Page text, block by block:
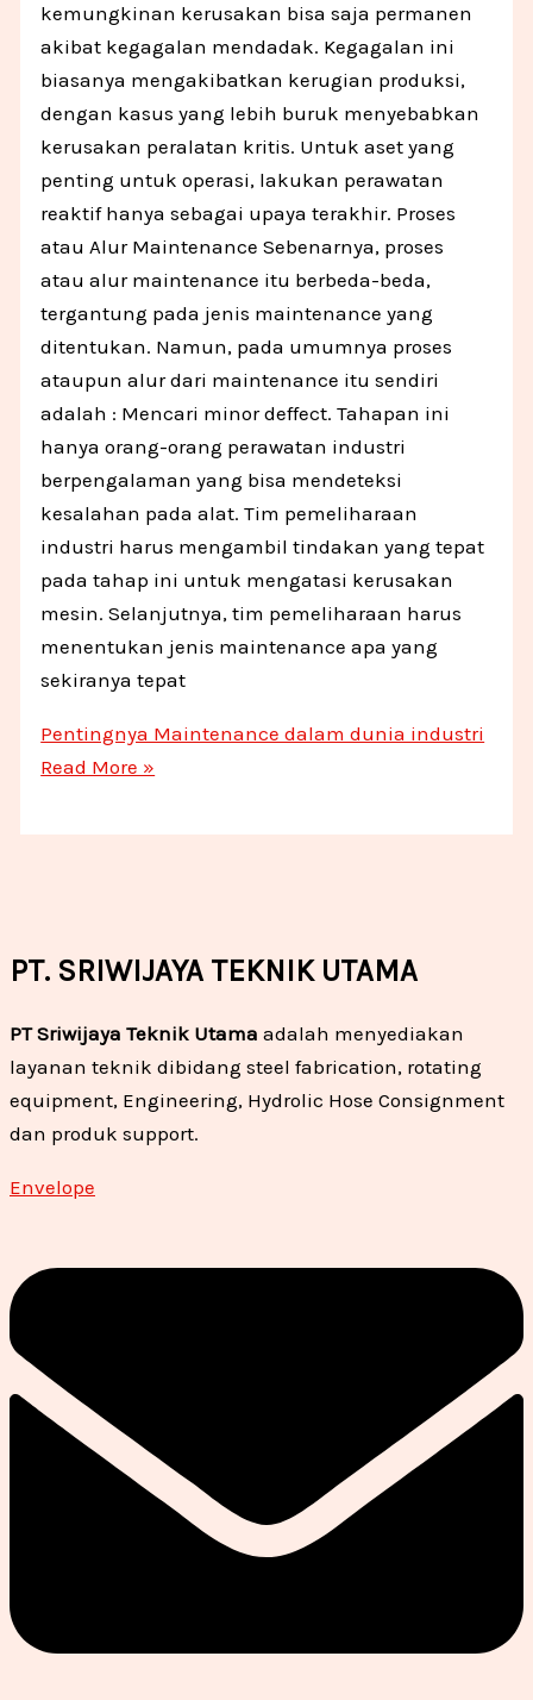
kemungkinan kerusakan bisa saja permanen
akibat kegagalan mendadak. Kegagalan ini
biasanya mengakibatkan kerugian produksi,
dengan kasus yang lebih buruk menyebabkan
kerusakan peralatan kritis. Untuk aset yang
penting untuk operasi, lakukan perawatan
reaktif hanya sebagai upaya terakhir. Proses
atau Alur Maintenance Sebenarnya, proses
atau alur maintenance itu berbeda-beda,
tergantung pada jenis maintenance yang
ditentukan. Namun, pada umumnya proses
ataupun alur dari maintenance itu sendiri
adalah : Mencari minor deffect. Tahapan ini
hanya orang-orang perawatan industri
berpengalaman yang bisa mendeteksi
kesalahan pada alat. Tim pemeliharaan
industri harus mengambil tindakan yang tepat
pada tahap ini untuk mengatasi kerusakan
mesin. Selanjutnya, tim pemeliharaan harus
menentukan jenis maintenance apa yang
sekiranya tepat
Pentingnya Maintenance dalam dunia industri
Read More »
PT. SRIWIJAYA TEKNIK UTAMA
PT Sriwijaya Teknik Utama adalah menyediakan
layanan teknik dibidang steel fabrication, rotating
equipment, Engineering, Hydrolic Hose Consignment
dan produk support.
Envelope